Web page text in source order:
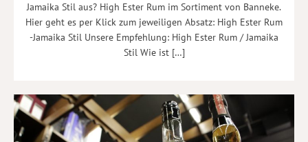
Jamaika Stil aus? High Ester Rum im Sortiment von Banneke.
Hier geht es per Klick zum jeweiligen Absatz: High Ester Rum
-Jamaika Stil Unsere Empfehlung: High Ester Rum / Jamaika
Stil Wie ist […]